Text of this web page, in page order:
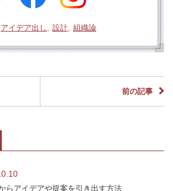
アイデア出し , 設計, 組織論
前の記事
らアイデアや提案を引き出す方法